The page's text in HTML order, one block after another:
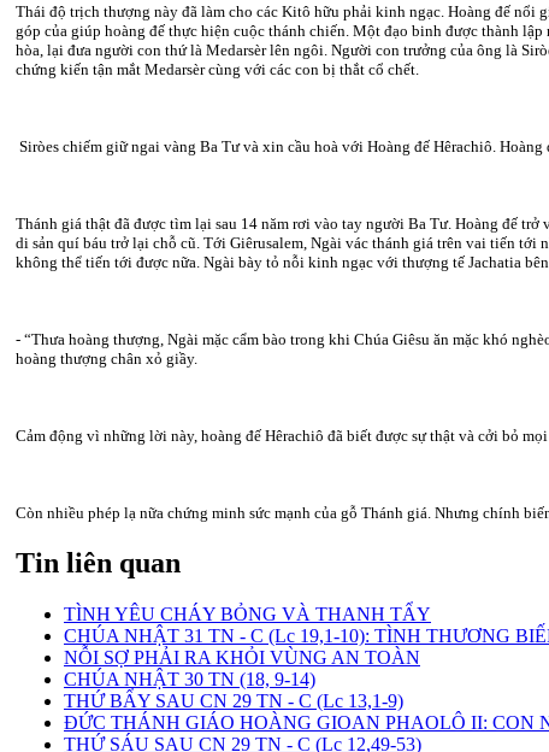
Thái độ trịch thượng này đã làm cho các Kitô hữu phải kinh ngạc. Hoàng đế nổi
góp của giúp hoàng đế thực hiện cuộc thánh chiến. Một đạo binh được thành
hòa, lại đưa người con thứ là Medarsèr lên ngôi. Người con trưởng của ông là
chứng kiến tận mắt Medarsèr cùng với các con bị thắt cổ chết.
Siròes chiếm giữ ngai vàng Ba Tư và xin cầu hoà với Hoàng đế Hêrachiô.
Thánh giá thật đã được tìm lại sau 14 năm rơi vào tay người Ba Tư. Hoàng đế
di sản quí báu trở lại chỗ cũ. Tới Giêrusalem, Ngài vác thánh giá trên vai tiến
không thể tiến tới được nữa. Ngài bày tỏ nỗi kinh ngạc với thượng tế Jachatia
- “Thưa hoàng thượng, Ngài mặc cẩm bào trong khi Chúa Giêsu ăn mặc khó
hoàng thượng chân xỏ giầy.
Cảm động vì những lời này, hoàng đế Hêrachiô đã biết được sự thật và cởi bỏ
Còn nhiều phép lạ nữa chứng minh sức mạnh của gỗ Thánh giá. Nhưng chính
Tin liên quan
TÌNH YÊU CHÁY BỎNG VÀ THANH TẨY
CHÚA NHẬT 31 TN - C (Lc 19,1-10): TÌNH THƯƠNG
NỖI SỢ PHẢI RA KHỎI VÙNG AN TOÀN
CHÚA NHẬT 30 TN (18, 9-14)
THỨ BẨY SAU CN 29 TN - C (Lc 13,1-9)
ĐỨC THÁNH GIÁO HOÀNG GIOAN PHAOLÔ II: CON
THỨ SÁU SAU CN 29 TN - C (Lc 12,49-53)